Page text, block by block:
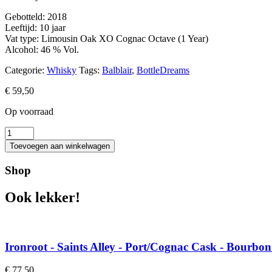
Gebotteld: 2018
Leeftijd: 10 jaar
Vat type: Limousin Oak XO Cognac Octave (1 Year)
Alcohol: 46 % Vol.
Categorie: Whisky Tags: Balblair, BottleDreams
€ 59,50
Op voorraad
The
Cooper
-
Limousin
oak
Octaves
Toevoegen aan winkelwagen
Shop
Ook lekker!
Ironroot - Saints Alley - Port/Cognac Cask -